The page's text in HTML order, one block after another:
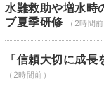
水難救助や増水
ブ夏季研修
（2時間前
「信頼大切に成
（2時間前）